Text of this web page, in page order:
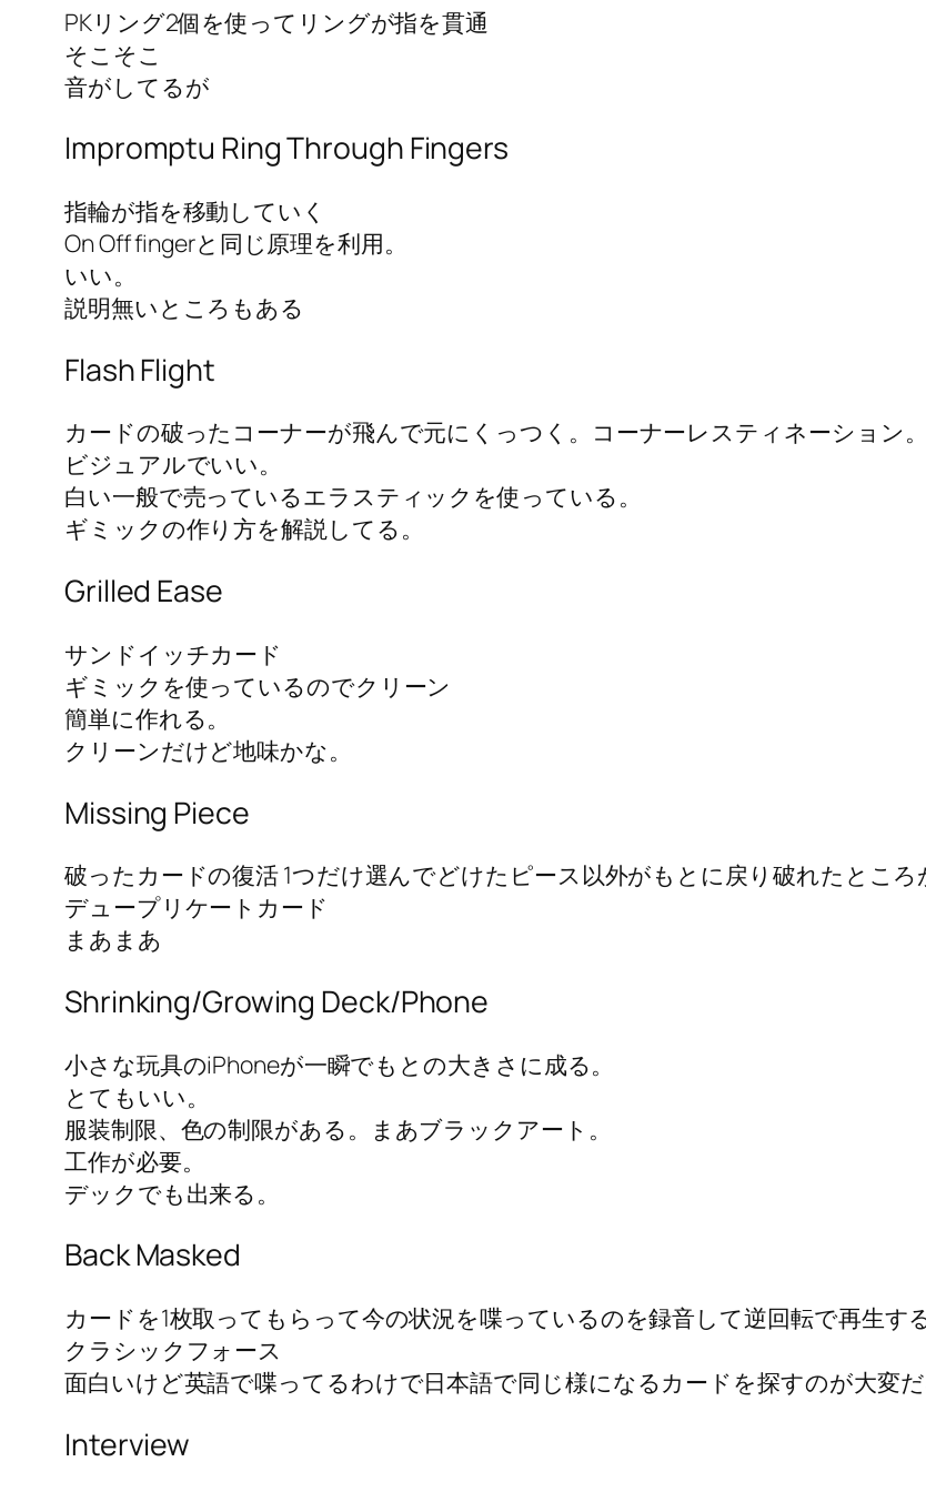
PKリング2個を使ってリングが指を貫通
そこそこ
音がしてるが
Impromptu Ring Through Fingers
指輪が指を移動していく
On Off fingerと同じ原理を利用。
いい。
説明無いところもある
Flash Flight
カードの破ったコーナーが飛んで元にくっつく。コーナーレスティネーション。
ビジュアルでいい。
白い一般で売っているエラスティックを使っている。
ギミックの作り方を解説してる。
Grilled Ease
サンドイッチカード
ギミックを使っているのでクリーン
簡単に作れる。
クリーンだけど地味かな。
Missing Piece
破ったカードの復活 1つだけ選んでどけたピース以外がもとに戻り破れたところ
デュープリケートカード
まあまあ
Shrinking/Growing Deck/Phone
小さな玩具のiPhoneが一瞬でもとの大きさに成る。
とてもいい。
服装制限、色の制限がある。まあブラックアート。
工作が必要。
デックでも出来る。
Back Masked
カードを1枚取ってもらって今の状況を喋っているのを録音して逆回転で再生す
クラシックフォース
面白いけど英語で喋ってるわけで日本語で同じ様になるカードを探すのが大変だ
Interview